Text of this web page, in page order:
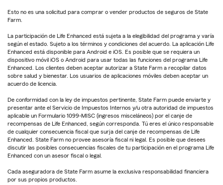
Esto no es una solicitud para comprar o vender productos de seguros de State
Farm.
La participación de Life Enhanced está sujeta a la elegibilidad del programa y varía
según el estado. Sujeto a los términos y condiciones del acuerdo. La aplicación Life
Enhanced está disponible para Android e iOS. Es posible que se requiera un
dispositivo móvil iOS o Android para usar todas las funciones del programa Life
Enhanced. Los clientes deben aceptar autorizar a State Farm a recopilar datos
sobre salud y bienestar. Los usuarios de aplicaciones móviles deben aceptar un
acuerdo de licencia.
De conformidad con la ley de impuestos pertinente, State Farm puede enviarte y
presentar ante el Servicio de Impuestos Internos y/u otra autoridad de impuestos
aplicable un Formulario 1099-MISC (ingresos misceláneos) por el canje de
recompensas de Life Enhanced, según corresponda. Tú eres el único responsable
de cualquier consecuencia fiscal que surja del canje de recompensas de Life
Enhanced. State Farm no provee asesoría fiscal ni legal. Es posible que desees
discutir las posibles consecuencias fiscales de tu participación en el programa Life
Enhanced con un asesor fiscal o legal.
Cada aseguradora de State Farm asume la exclusiva responsabilidad financiera
por sus propios productos.